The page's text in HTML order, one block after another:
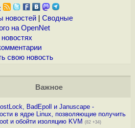
новостей| Сводные
на OpenNet
свою новость
Важное
BadEpoll и Januscape -
в ядре Linux, позволяющие получить
и обойти изоляцию KVM (82 +34)